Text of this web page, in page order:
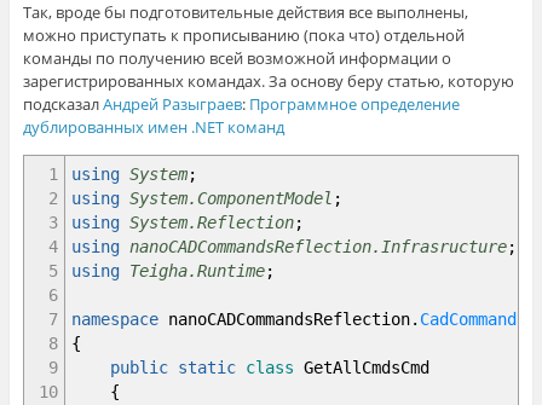
Так, вроде бы подготовительные действия все выполнены,
можно приступать к прописыванию (пока что) отдельной
команды по получению всей возможной информации о
зарегистрированных командах. За основу беру статью, которую
подсказалАндрей Разыграев: Программное определение
дублированных имен .NET команд
1
2
3
4
5
6
7
8
9
10
using System;
using System.ComponentModel ;
using System.Reflection;
using nanoCADCommandsReflection.Infrasructure;
using Teigha.Runtime;
namespacenanoCADCommandsReflection. CadCommands
{
public static class GetAllCmdsCmd
{